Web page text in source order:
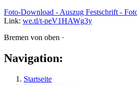
Foto-Download - Auszug Festschrift -
Link: we.tl/t-peV1HAWg3y
Bremen von oben ·
Navigation:
Startseite